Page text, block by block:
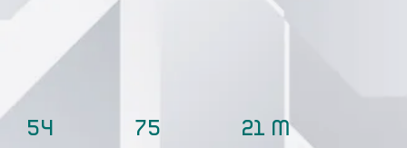
54 75 21 M